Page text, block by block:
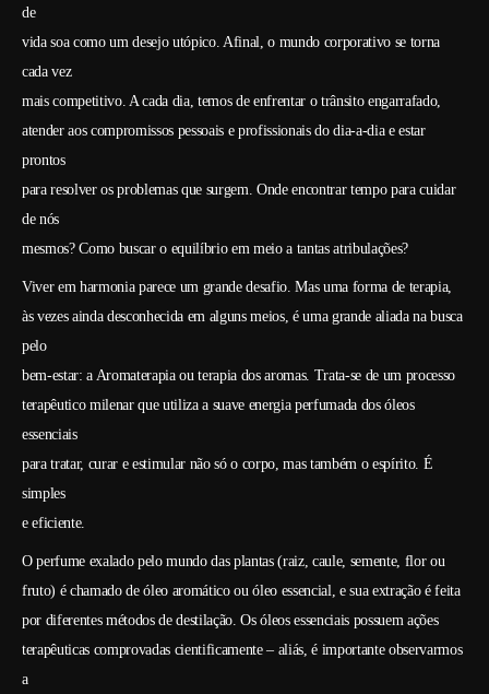
de
vida soa como um desejo utópico. Afinal, o mundo corporativo se torna
cada vez
mais competitivo. A cada dia, temos de enfrentar o trânsito engarrafado,
atender aos compromissos pessoais e profissionais do dia-a-dia e estar
prontos
para resolver os problemas que surgem. Onde encontrar tempo para cuidar
de nós
mesmos? Como buscar o equilíbrio em meio a tantas atribulações?
Viver em harmonia parece um grande desafio. Mas uma forma de terapia,
às vezes ainda desconhecida em alguns meios, é uma grande aliada na busca
pelo
bem-estar: a Aromaterapia ou terapia dos aromas. Trata-se de um processo
terapêutico milenar que utiliza a suave energia perfumada dos óleos
essenciais
para tratar, curar e estimular não só o corpo, mas também o espírito. É
simples
e eficiente.
O perfume exalado pelo mundo das plantas (raiz, caule, semente, flor ou
fruto) é chamado de óleo aromático ou óleo essencial, e sua extração é feita
por diferentes métodos de destilação. Os óleos essenciais possuem ações
terapêuticas comprovadas cientificamente – aliás, é importante observarmos
a